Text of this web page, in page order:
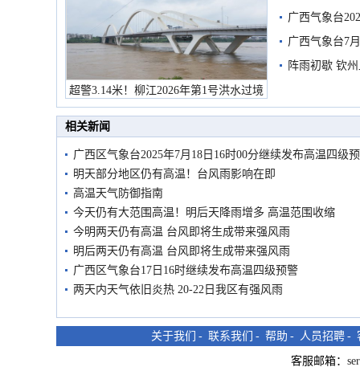
超警3.14米！柳江2026年第1号洪水过境
市民在堤岸见证汛况
广西气象台
预警
广西气象台7
阵雨初歇 钦
相关新闻
广西区气象台2025年7月18日16时00分继续发布高温四级
明天部分地区仍有高温！台风雨影响在即
高温天气防御指南
今天仍有大范围高温！明后天降雨增多 高温范围收缩
今明两天仍有高温 台风即将生成带来强风雨
明后两天仍有高温 台风即将生成带来强风雨
广西区气象台17日16时继续发布高温四级预警
两天内天气依旧炎热 20-22日我区有强风雨
关于我们 - 联系我们 - 帮助 - 人员招聘 -
客服邮箱：